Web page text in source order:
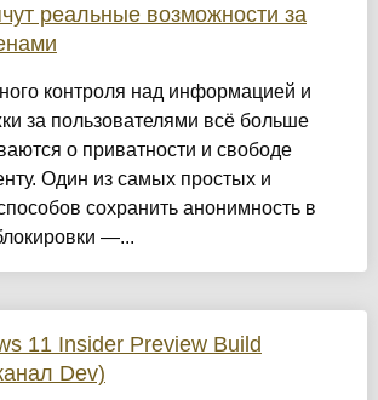
реальные возможности за
контроля над информацией и
за пользователями всё больше
о приватности и свободе
Один из самых простых и
сохранить анонимность в
—...
11 Insider Preview Build
Dev)